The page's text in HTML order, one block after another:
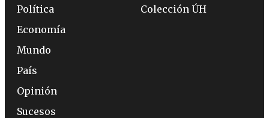
Política
Economía
Mundo
País
Opinión
Sucesos
Colección ÚH